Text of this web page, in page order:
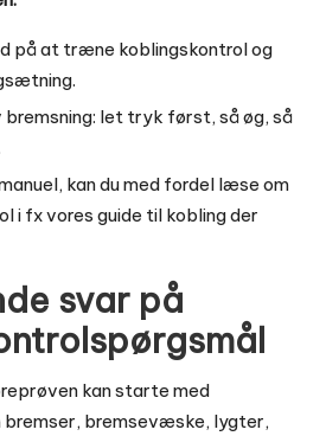
på at træne koblingskontrol og
let tryk først, så øg, så
kan du med fordel læse om
i fxvores guide til kobling der
svar på
kan starte med
bremser, bremsevæske, lygter,